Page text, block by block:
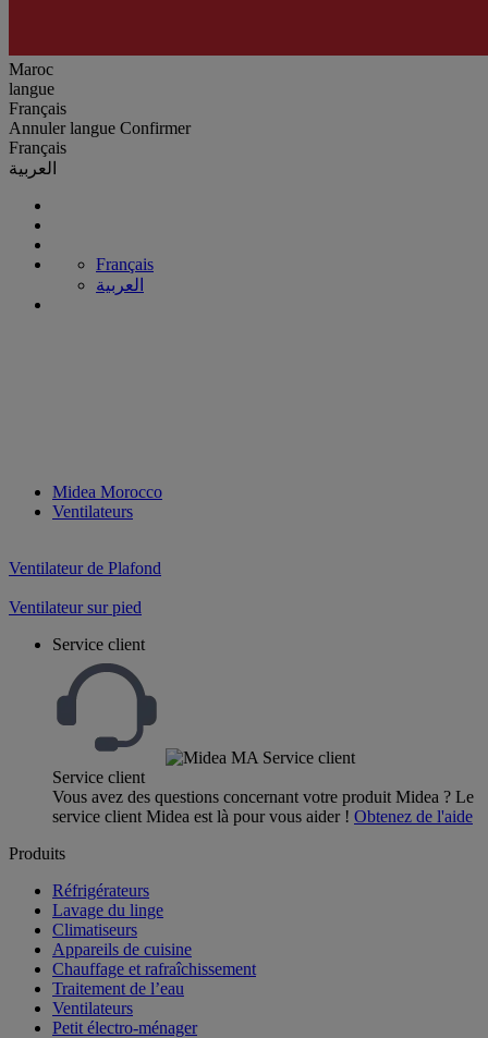
Maroc
langue
Français
Annuler langue Confirmer
Français
العربية
Français
العربية
Midea Morocco
Ventilateurs
Ventilateur de Plafond
Ventilateur sur pied
Service client
Service client
Vous avez des questions concernant votre produit Midea ? Le
service client Midea est là pour vous aider ! Obtenez de l'aide
Produits
Réfrigérateurs
Lavage du linge
Climatiseurs
Appareils de cuisine
Chauffage et rafraîchissement
Traitement de l’eau
Ventilateurs
Petit électro-ménager